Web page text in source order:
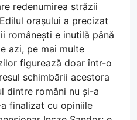
redenumirea străzii
orașului a precizat
românești e inutilă până
azi, pe mai multe
figurează doar într-o
schimbării acestora
dintre români nu și-a
finalizat cu opiniile